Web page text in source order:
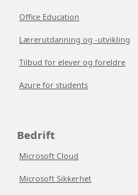
Office Education
Lærerutdanning og -utvikling
Tilbud for elever og foreldre
Azure for students
Bedrift
Microsoft Cloud
Microsoft Sikkerhet